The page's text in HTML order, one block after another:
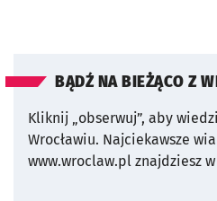
BĄDŹ NA BIEŻĄCO Z
Kliknij „obserwuj”, aby
Wrocławiu. Najciekawsze
www.wroclaw.pl znajdziesz w